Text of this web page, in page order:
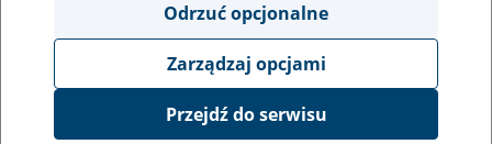
obsługa klientów
Event description
Platforma Usług Elektronicznych eZUS
Odrzuć opcjonalne
Zarządzaj opcjami
Przejdź do serwisu